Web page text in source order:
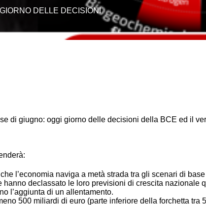
DELLE DECISIONI
di giugno: oggi giorno delle decisioni della BCE ed il
l’economia naviga a metà strada tra gli scenari di
declassato le loro previsioni di crescita nazionale
l’aggiunta di un allentamento.
500 miliardi di euro (parte inferiore della forchetta tra